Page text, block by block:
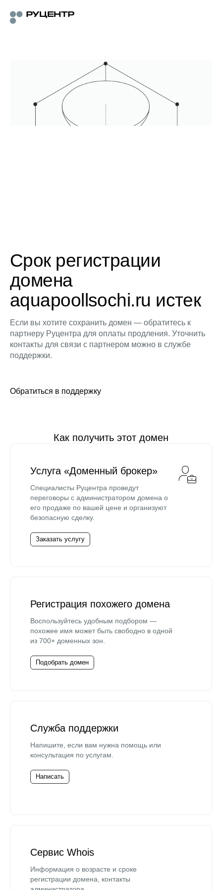
Срок регистрации
домена
aquapoollsochi.ru истек
Если вы хотите сохранить домен — обратитесь к
партнеру Руцентра для оплаты продления. Уточнить
контакты для связи с партнером можно в службе
поддержки.
Обратиться в поддержку
Как получить этот домен
Услуга «Доменный брокер»
Специалисты Руцентра проведут
переговоры с администратором домена о
его продаже по вашей цене и организуют
безопасную сделку.
Заказать услугу
Регистрация похожего домена
Воспользуйтесь удобным подбором —
похожее имя может быть свободно в одной
из 700+ доменных зон.
Подобрать домен
Служба поддержки
Напишите, если вам нужна помощь или
консультация по услугам.
Написать
Сервис Whois
Информация о возрасте и сроке
регистрации домена, контакты